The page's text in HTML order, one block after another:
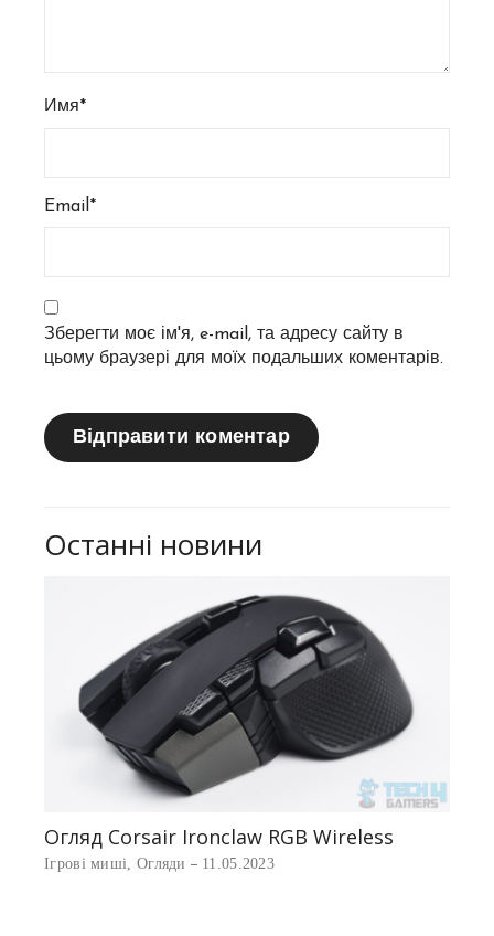
Имя*
Email*
Зберегти моє ім'я, e-mail, та адресу сайту в
цьому браузері для моїх подальших коментарів.
Останні новини
Огляд Corsair Ironclaw RGB Wireless
Ігрові миші, Огляди 11.05.2023